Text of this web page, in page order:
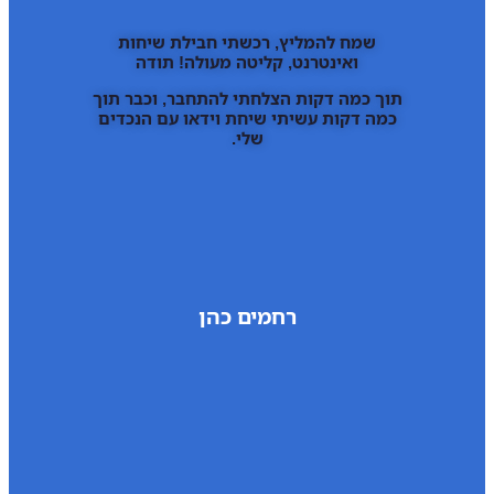
שמח להמליץ, רכשתי חבילת שיחות
ואינטרנט, קליטה מעולה! תודה
תוך כמה דקות הצלחתי להתחבר, וכבר תוך
כמה דקות עשיתי שיחת וידאו עם הנכדים
שלי.
רחמים כהן